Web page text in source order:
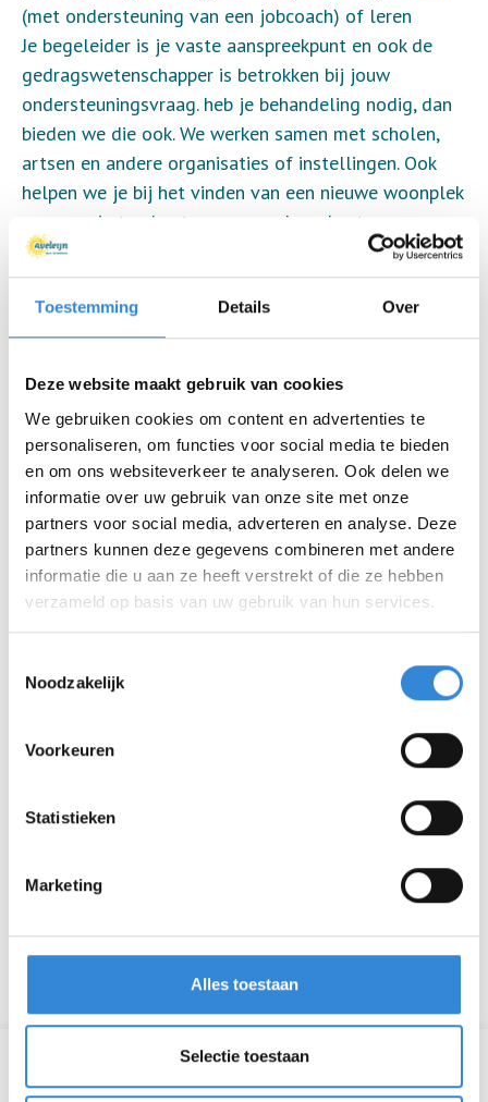
Toestemming Details Over
Deze website maakt gebruik van cookies
We gebruiken cookies om content en advertenties te
personaliseren, om functies voor social media te bieden
en om ons websiteverkeer te analyseren. Ook delen we
informatie over uw gebruik van onze site met onze
partners voor social media, adverteren en analyse. Deze
partners kunnen deze gegevens combineren met andere
informatie die u aan ze heeft verstrekt of die ze hebben
verzameld op basis van uw gebruik van hun services.
Noodzakelijk
Voorkeuren
Statistieken
Marketing
Alles toestaan
Selectie toestaan
(met ondersteuning van een jobcoach) of leren
Je begeleider is je vaste aanspreekpunt en ook de
gedragswetenschapper is betrokken bij jouw
ondersteuningsvraag. heb je behandeling nodig, dan
bieden we die ook. We werken samen met scholen,
artsen en andere organisaties of instellingen. Ook
helpen we je bij het vinden van een nieuwe woonplek
wanneer je toe bent aan een volgende stap.
Bijvoorbeeld een eigen woning met ambulante
begeleiding. Heb je blijvende ondersteuning nodig is,
dan biedt Aveleijn allerlei mogelijkheden voor
begeleid wonen.
Locaties
Almelo
Beeckesteijn
De Houtsnip
Hagenborgh
Enschede
Muldermanshoek
De Bleek
komt?